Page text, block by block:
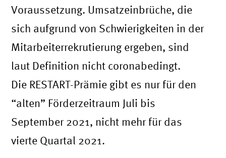
Voraussetzung. Umsatzeinbrüche, die
sich aufgrund von Schwierigkeiten in der
Mitarbeiterrekrutierung ergeben, sind
laut Definition nicht coronabedingt.
Die RESTART-Prämie gibt es nur für den
“alten” Förderzeitraum Juli bis
September 2021, nicht mehr für das
vierte Quartal 2021.